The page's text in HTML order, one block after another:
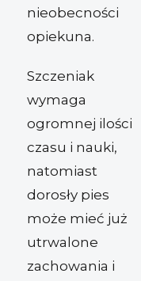
nieobecności
opiekuna.
Szczeniak
wymaga
ogromnej ilości
czasu i nauki,
natomiast
dorosły pies
może mieć już
utrwalone
zachowania i